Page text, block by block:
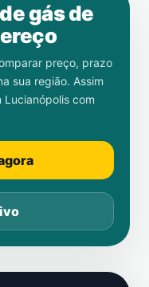
gás de
preço, prazo
sua região. Assim
Lucianópolis com